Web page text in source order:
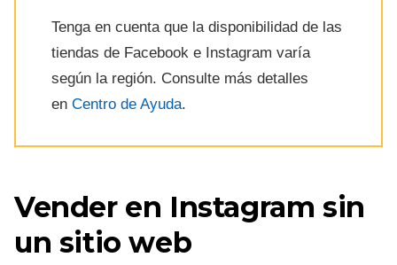
Tenga en cuenta que la disponibilidad de las
tiendas de Facebook e Instagram varía
según la región. Consulte más detalles
en Centro de Ayuda.
Vender en Instagram sin
un sitio web